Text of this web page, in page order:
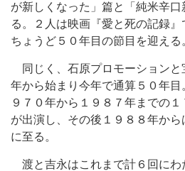
が新しくなった」篇と「純米辛
る。２人は映画『愛と死の記録
ちょうど５０年目の節目を迎える
同じく、石原プロモーションと
年から始まり今年で通算５０年目
９７０年から１９８７年までの
が出演し、その後１９８８年か
に至る。
渡と吉永はこれまで計６回にわ